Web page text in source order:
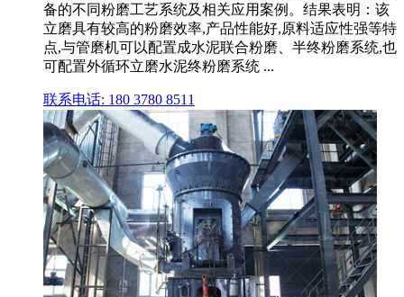
备的不同粉磨工艺系统及相关应用案例。结果表明：该
立磨具有较高的粉磨效率,产品性能好,原料适应性强等特
点,与管磨机可以配置成水泥联合粉磨、半终粉磨系统,也
可配置外循环立磨水泥终粉磨系统 ...
联系电话: 180 3780 8511